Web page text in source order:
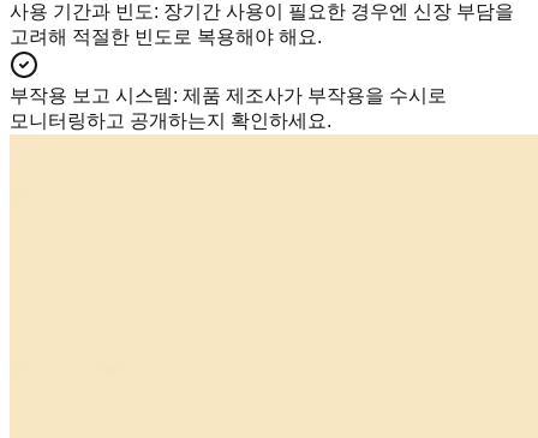
사용 기간과 빈도: 장기간 사용이 필요한 경우엔 신장 부담을
고려해 적절한 빈도로 복용해야 해요.
부작용 보고 시스템: 제품 제조사가 부작용을 수시로
모니터링하고 공개하는지 확인하세요.